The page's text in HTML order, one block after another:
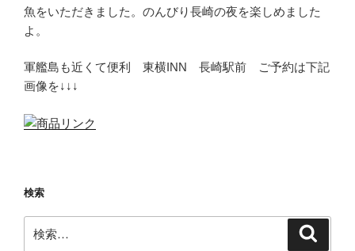
魚をいただきました。のんびり長崎の夜を楽しめました
よ。
軍艦島も近くて便利 東横INN 長崎駅前 ご予約は下記
画像を↓↓↓
検索
索: